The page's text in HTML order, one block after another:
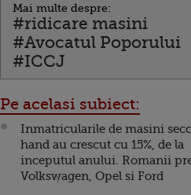
Mai multe despre:
#ridicare masini
#Avocatul Poporului
#ICCJ
Pe acelasi subiect:
Inmatricularile de masini
hand au crescut cu 15%, de la
inceputul anului. Romanii
Volkswagen, Opel si Ford